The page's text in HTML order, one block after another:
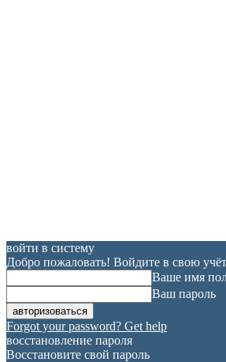
войти в систему
Добро пожаловать! Войдите в свою
Ваше имя
Ваш пароль
Forgot your password? Get help
восстановление пароля
Восстановите свой пароль